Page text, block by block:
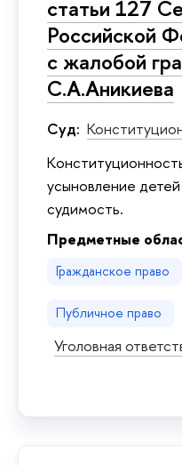
статьи 127
Российской
с жалобой
С.А.Аникиева
Суд:
усыновление
судимость.
Предметные
Гражданское право
Публичное право
Уголовная